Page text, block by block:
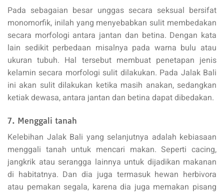
Pada sebagaian besar unggas secara seksual bersifat
monomorfik, inilah yang menyebabkan sulit membedakan
secara morfologi antara jantan dan betina. Dengan kata
lain sedikit perbedaan misalnya pada warna bulu atau
ukuran tubuh. Hal tersebut membuat penetapan jenis
kelamin secara morfologi sulit dilakukan. Pada Jalak Bali
ini akan sulit dilakukan ketika masih anakan, sedangkan
ketiak dewasa, antara jantan dan betina dapat dibedakan.
7. Menggali tanah
Kelebihan Jalak Bali yang selanjutnya adalah kebiasaan
menggali tanah untuk mencari makan. Seperti cacing,
jangkrik atau serangga lainnya untuk dijadikan makanan
di habitatnya. Dan dia juga termasuk hewan herbivora
atau pemakan segala, karena dia juga memakan pisang